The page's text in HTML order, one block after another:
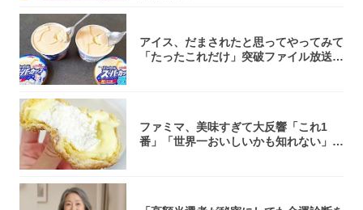
アイス、だまされたと思ってやってみて
「たったこれだけ」突破ファイル放送で
ファミマ、美味すぎて大反響「これ1
番」「世界一おいしいかも知れない」